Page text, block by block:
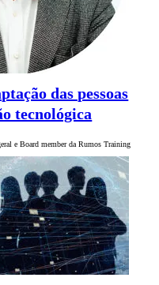
das pessoas
tecnológica
e Board member da Rumos Training